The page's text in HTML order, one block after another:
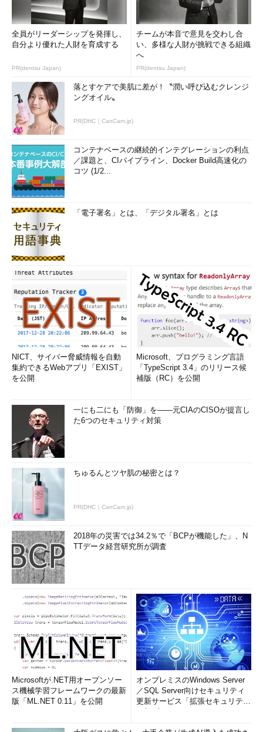
全員がリーダーシップを発揮し、
自分より優れた人財を育成する
PR(dentsu Japan)
チームが本音で意見を交わし合
い、多様な人財が挑戦できる組織
へ
PR(dentsu Japan)
落とすケアで美肌に差が！〝潤い呼び込むクレンジ
ングオイル〟
PR(DHC｜CanCam.jp)
コンテナベースの継続的インテグレーションの利点
／課題と、CIパイプライン、Docker Build高速化の
コツ (1/2...
「電子署名」とは、「デジタル署名」とは
NICT、サイバー脅威情報を自動
集約できるWebアプリ「EXIST」
を公開
Microsoft、プログラミング言語
「TypeScript 3.4」のリリース候
補版（RC）を公開
一にも二にも「防御」を――元CIAのCISOが提言し
た6つのセキュリティ対策
ちゅるんとツヤ肌の秘密とは？
PR(DHC｜CanCam.jp)
2018年の災害では34.2％で「BCPが機能した」、N
TTデータ経営研究所が調査
Microsoftが.NET用オープンソー
ス機械学習フレームワークの最新
版「ML.NET 0.11」を公開
オンプレミスのWindows Server
／SQL Server向けセキュリティ
更新サービス「拡張セキュリティ